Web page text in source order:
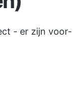
- er zijn voor-